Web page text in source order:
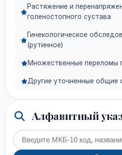
Растяжение и
голеностопного сустава
Гинекологическое
(рутинное)
Множественные переломы
Другие уточненные общие
Алфавитный